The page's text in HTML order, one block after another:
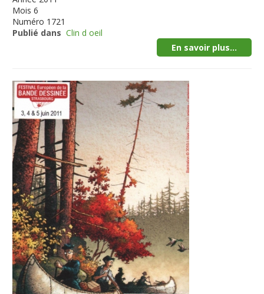
Mois 6
Numéro 1721
Publié dans Clin d oeil
En savoir plus...